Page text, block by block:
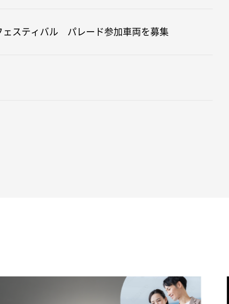
ェスティバル パレード参加車両を募集